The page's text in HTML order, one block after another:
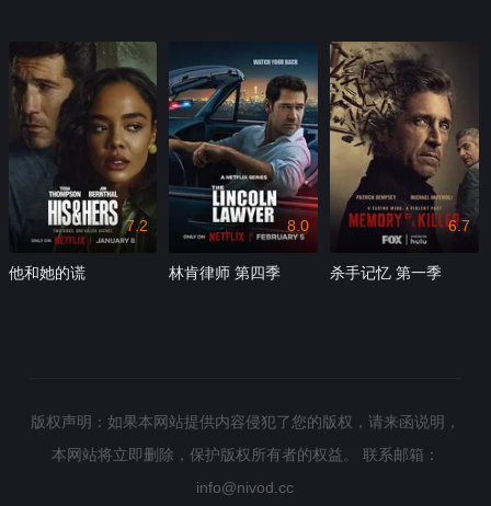
7.2
他和她的谎
8.0
林肯律师 第四季
6.7
杀手记忆 第一季
版权声明：如果本网站提供内容侵犯了您的版权，请来函说明，
本网站将立即删除，保护版权所有者的权益。 联系邮箱：
info@nivod.cc